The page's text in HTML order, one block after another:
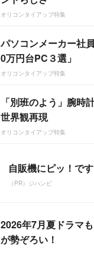
オリコンタイアップ特集
パソコンメーカー社
0万円台PC３選」
オリコンタイアップ特集
「別班のよう」腕時
世界観再現
オリコンタイアップ特集
自販機にピッ！で
（PR）ジハンピ
2026年7月夏ドラマ
が勢ぞろい！